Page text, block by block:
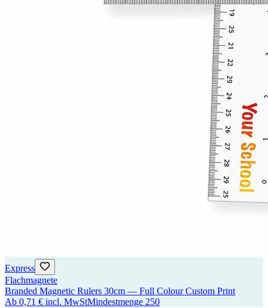
Express
Flachmagnete
Branded Magnetic Rulers 30cm — Full Colour Custom Print
Ab 0,71 € incl. MwStMindestmenge 250